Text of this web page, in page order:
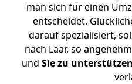
man sich für einen
entscheidet.
darauf spezialisiert,
nach Laar, so
und Sie zu unterstützen